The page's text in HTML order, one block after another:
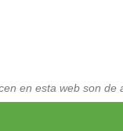
en esta web son